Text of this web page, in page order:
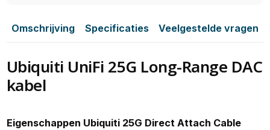
Omschrijving Specificaties Veelgestelde vragen
Ubiquiti UniFi 25G Long-Range DAC
kabel
Eigenschappen Ubiquiti 25G Direct Attach Cable